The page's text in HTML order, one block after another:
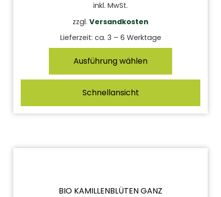
inkl. MwSt.
zzgl. Versandkosten
Lieferzeit: ca. 3 – 6 Werktage
Ausführung wählen
Schnellansicht
BIO KAMILLENBLÜTEN GANZ